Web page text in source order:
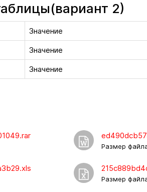
2)
Значение
Значение
Значение
Размер
Размер